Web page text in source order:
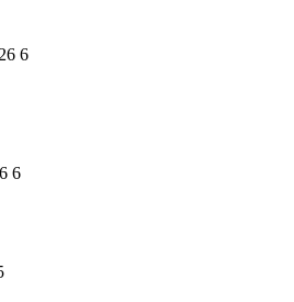
26 6
6